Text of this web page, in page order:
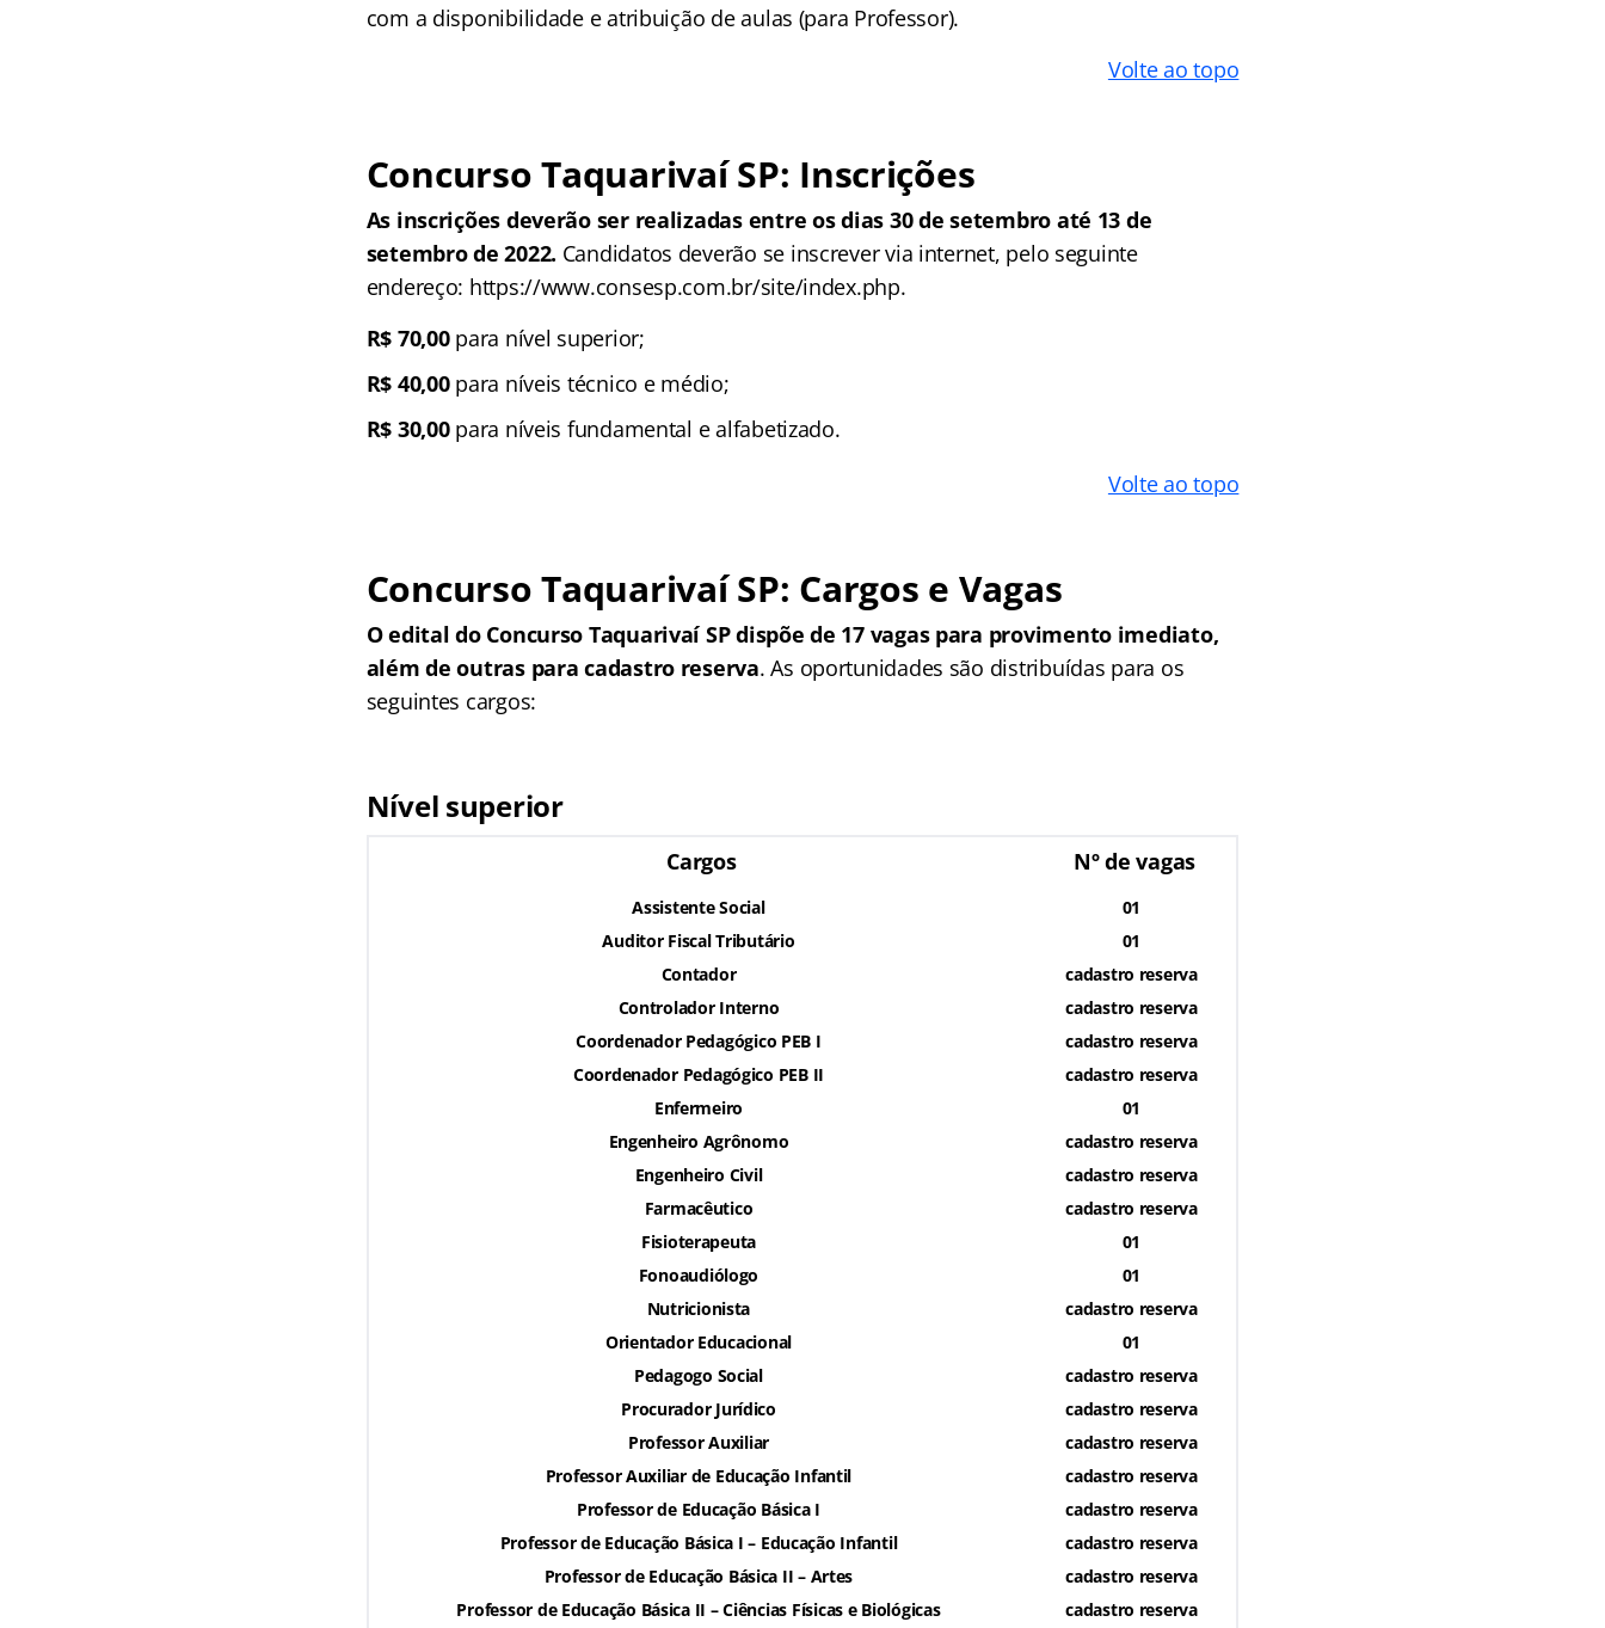
com a disponibilidade e atribuição de aulas (para Professor).
Volte ao topo
Concurso Taquarivaí SP: Inscrições
As inscrições deverão ser realizadas entre os dias 30 de setembro até 13 de
setembro de 2022. Candidatos deverão se inscrever via internet, pelo seguinte
endereço: https://www.consesp.com.br/site/index.php.
R$ 70,00para nível superior;
R$ 40,00para níveis técnico e médio;
R$ 30,00para níveis fundamental e alfabetizado.
Volte ao topo
Concurso Taquarivaí SP: Cargos e Vagas
O edital do Concurso Taquarivaí SP dispõe de 17 vagas para provimento imediato,
além de outras para cadastro reserva. As oportunidades são distribuídas para os
seguintes cargos:
Nível superior
Cargos Nº de vagas
Assistente Social
Auditor Fiscal Tributário
Contador
Controlador Interno
Coordenador Pedagógico PEB I
Coordenador Pedagógico PEB II
Enfermeiro
Engenheiro Agrônomo
Engenheiro Civil
Farmacêutico
Fisioterapeuta
Fonoaudiólogo
Nutricionista
Orientador Educacional
Pedagogo Social
Procurador Jurídico
Professor Auxiliar
Professor Auxiliar de Educação Infantil
Professor de Educação Básica I
Professor de Educação Básica I – Educação Infantil
Professor de Educação Básica II – Artes
Professor de Educação Básica II – Ciências Físicas e Biológicas
01
01
cadastro reserva
cadastro reserva
cadastro reserva
cadastro reserva
01
cadastro reserva
cadastro reserva
cadastro reserva
01
01
cadastro reserva
01
cadastro reserva
cadastro reserva
cadastro reserva
cadastro reserva
cadastro reserva
cadastro reserva
cadastro reserva
cadastro reserva